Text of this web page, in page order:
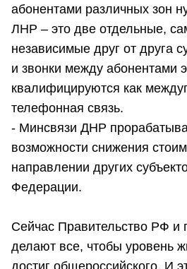
абонентами различных зон
ЛНР – это две отдельные,
независимые друг от друга
и звонки между абонентами
квалифицируются как
телефонная связь.
- Минсвязи ДНР
возможности снижения
направлении других
Федерации.
Сейчас Правительство РФ
делают все, чтобы уровень